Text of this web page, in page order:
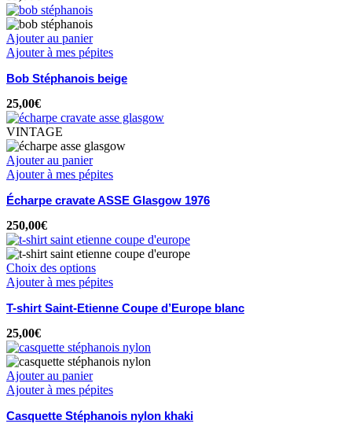
Ajouter au panier
Ajouter à mes pépites
Bob Stéphanois beige
25,00€
VINTAGE
Ajouter au panier
Ajouter à mes pépites
Écharpe cravate ASSE Glasgow 1976
250,00€
Choix des options
Ajouter à mes pépites
T-shirt Saint-Etienne Coupe d’Europe blanc
25,00€
Ajouter au panier
Ajouter à mes pépites
Casquette Stéphanois nylon khaki